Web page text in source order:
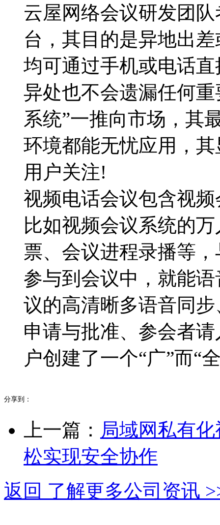
云屋网络会议研发团
台，其目的是异地出
均可通过手机或电话
异处也不会遗漏任何
系统”一推向市场，其
环境都能无忧应用，
用户关注!
视频电话会议包含视
比如视频会议系统的
票、会议进程录播等
参与到会议中，就能
议的高清晰多语音同
申请与批准、参会者
户创建了一个“广”而“
分享到：
上一篇： 局域网私有
松实现安全协作
返回 了解更多公司资讯